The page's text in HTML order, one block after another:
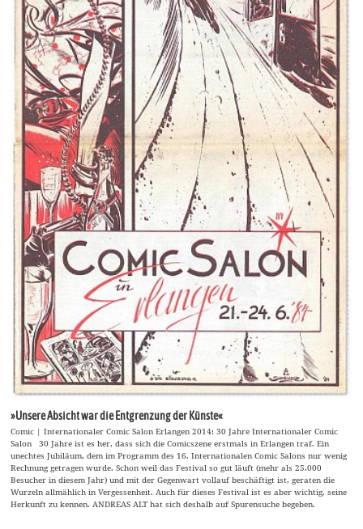
»Unsere Absicht war die Entgrenzung der Künste«
Comic | Internationaler Comic Salon Erlangen 2014: 30 Jahre Internationaler Comic
Salon 30 Jahre ist es her, dass sich die Comicszene erstmals in Erlangen traf. Ein
unechtes Jubiläum, dem im Programm des 16. Internationalen Comic Salons nur wenig
Rechnung getragen wurde. Schon weil das Festival so gut läuft (mehr als 25.000
Besucher in diesem Jahr) und mit der Gegenwart vollauf beschäftigt ist, geraten die
Wurzeln allmählich in Vergessenheit. Auch für dieses Festival ist es aber wichtig, seine
Herkunft zu kennen. ANDREAS ALT hat sich deshalb auf Spurensuche begeben.